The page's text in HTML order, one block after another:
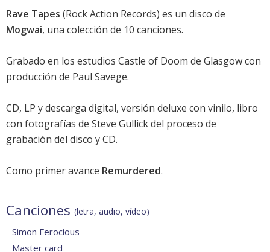
Rave Tapes (Rock Action Records) es un disco de
Mogwai, una colección de 10 canciones.
Grabado en los estudios Castle of Doom de Glasgow con
producción de Paul Savege.
CD, LP y descarga digital, versión deluxe con vinilo, libro
con fotografías de Steve Gullick del proceso de
grabación del disco y CD.
Como primer avance Remurdered.
Canciones (letra, audio, vídeo)
Simon Ferocious
Master card